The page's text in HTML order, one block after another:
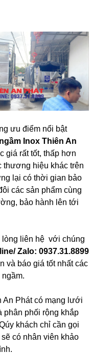
ưu điểm nổi bật
Inox Thiên An
giá rất tốt, thấp hơn
thương hiệu khác trên
lại có thời gian bảo
các sản phẩm cùng
bảo hành lên tới
lòng liên hệ với chúng
Zalo: 0937.31.8899
và báo giá tốt nhất các
An Phát có mạng lưới
phân phối rộng khắp
khách chỉ cần gọi
có nhân viên khảo